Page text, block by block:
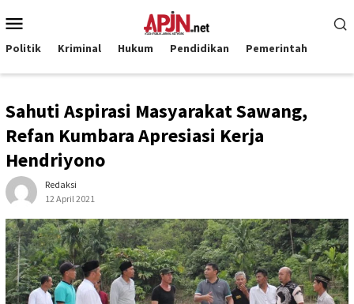
ke
kontenMobile
Politik Kriminal Hukum Pendidikan Pemerintah
Sahuti Aspirasi Masyarakat Sawang,
Refan Kumbara Apresiasi Kerja
Hendriyono
Redaksi
12 April 2021